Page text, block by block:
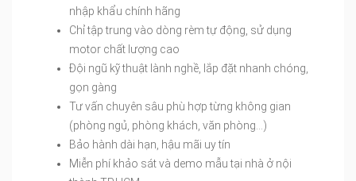
nhập khẩu chính hãng
Chỉ tập trung vào dòng rèm tự động, sử dụng
motor chất lượng cao
Đội ngũ kỹ thuật lành nghề, lắp đặt nhanh chóng,
gọn gàng
Tư vấn chuyên sâu phù hợp từng không gian
(phòng ngủ, phòng khách, văn phòng…)
Bảo hành dài hạn, hậu mãi uy tín
Miễn phí khảo sát và demo mẫu tại nhà ở nội